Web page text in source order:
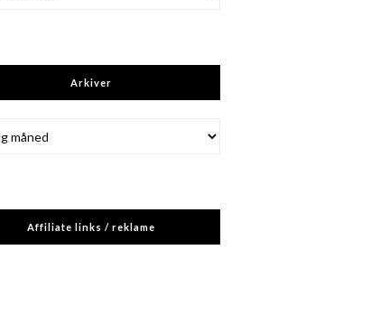
Arkiver
Affiliate links / reklame